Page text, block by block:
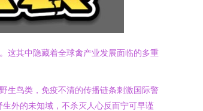
这其中隐藏着全球禽产业发展面临的多重
生鸟类，免疫不清的传播链条刺激国际警
外的未知域，不杀灭人心反而宁可早谨